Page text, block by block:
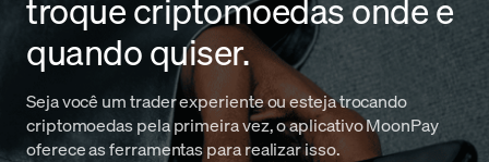
troque criptomoedas onde e
quando quiser.
Seja você um trader experiente ou esteja trocando
criptomoedas pela primeira vez, o aplicativo MoonPay
oferece as ferramentas para realizar isso.